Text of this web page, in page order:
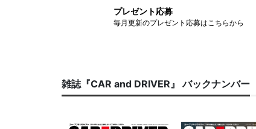
プレゼント応募
毎月更新のプレゼント応募はこちらから
雑誌『CAR and DRIVER』 バックナンバー